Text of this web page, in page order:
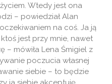
Wtedy jest ona
– powiedział Alan
na coś. Ja ją
jest przy mnie, nawet
– mówiła Lena Śmigiel z
poczucia własnej
siebie – to będzie